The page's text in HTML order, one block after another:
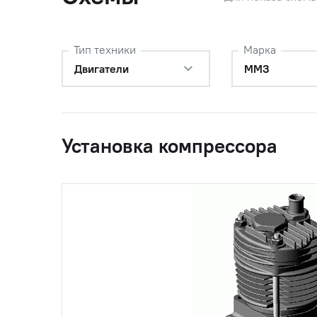
Тип техники
Двигатели
Марка
ММЗ
Установка компрессора
2 А29.01.000-БЗА
3 36-1104788-01
Шайба
4 Болт
Шайба